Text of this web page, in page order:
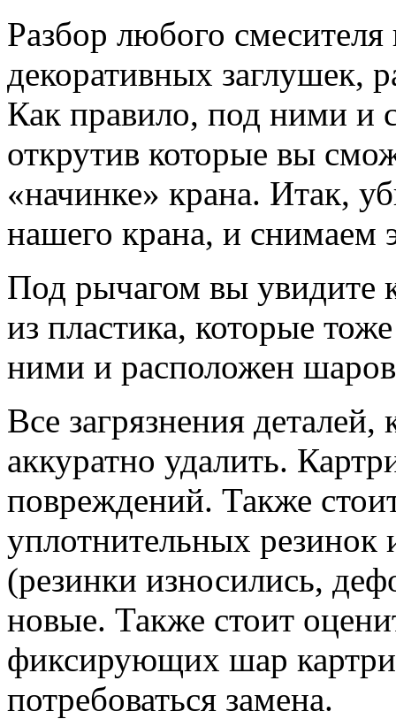
Разбор любого смесителя
декоративных заглушек,
Как правило, под ними и
открутив которые вы
«начинке» крана. Итак,
нашего крана, и снимаем
Под рычагом вы увидите
из пластика, которые
ними и расположен
Все загрязнения деталей,
аккуратно удалить.
повреждений. Также
уплотнительных резинок
(резинки износились,
новые. Также стоит
фиксирующих шар
потребоваться замена.